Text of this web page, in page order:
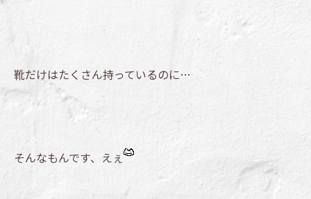
靴だけはたくさん持っているのに…
そんなもんです、えぇ